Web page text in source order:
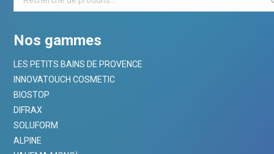
Nos gammes
LES PETITS BAINS DE PROVENCE
INNOVATOUCH COSMETIC
BIOSTOP
DIFRAX
SOLUFORM
ALPINE